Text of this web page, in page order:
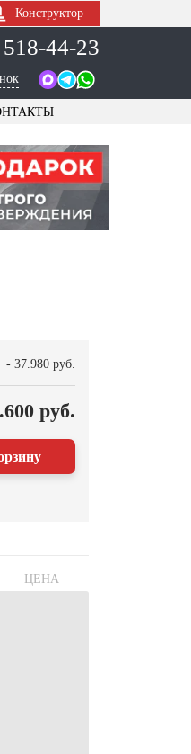
Конструктор
44-23
- 37.980 руб.
руб.
ЦЕНА